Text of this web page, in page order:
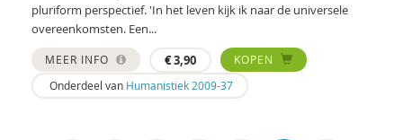
pluriform perspectief. 'In het leven kijk ik naar de universele
overeenkomsten. Een...
MEER INFO €3,90
KOPEN
Onderdeel van Humanistiek 2009-37